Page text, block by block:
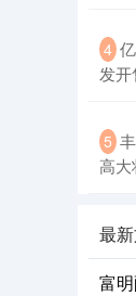
4
发开
5
高大
最
富